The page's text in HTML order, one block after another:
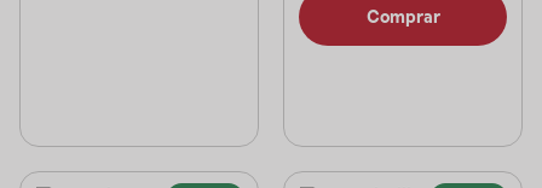
Comprar